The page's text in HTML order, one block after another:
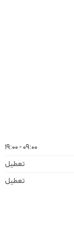
09:00 - 19:00
تعطیل
تعطیل